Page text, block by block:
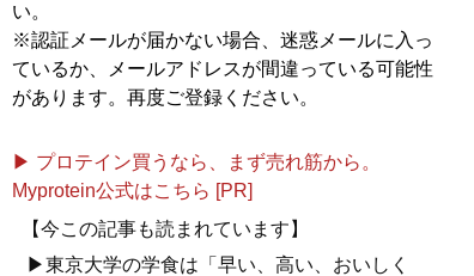
目標達成のための最短ル
ート、最小コストの具体
的な方法が満載
い。
※認証メールが届かない場合、迷惑メールに入っ
ているか、メールアドレスが間違っている可能性
があります。再度ご登録ください。
▶ プロテイン買うなら、まず売れ筋から。
Myprotein公式はこちら [PR]
【今この記事も読まれています】
▶東京大学の学食は「早い、高い、おいしく